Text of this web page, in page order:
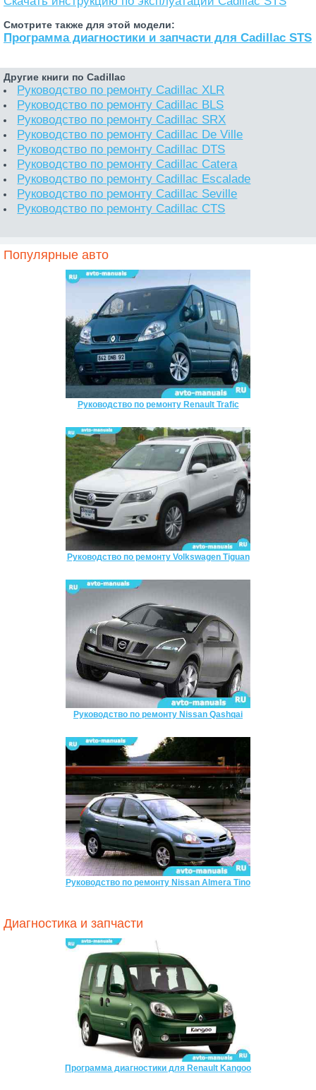
Смотрите также для этой модели:
Программа диагностики и запчасти для Cadillac STS
Другие книги по Cadillac
Руководство по ремонту Cadillac XLR
Руководство по ремонту Cadillac BLS
Руководство по ремонту Cadillac SRX
Руководство по ремонту Cadillac De Ville
Руководство по ремонту Cadillac DTS
Руководство по ремонту Cadillac Catera
Руководство по ремонту Cadillac Escalade
Руководство по ремонту Cadillac Seville
Руководство по ремонту Cadillac CTS
Популярные авто
Руководство по ремонту Renault Trafic
Руководство по ремонту Volkswagen Tiguan
Руководство по ремонту Nissan Qashqai
Руководство по ремонту Nissan Almera Tino
Диагностика и запчасти
Программа диагностики для Renault Kangoo